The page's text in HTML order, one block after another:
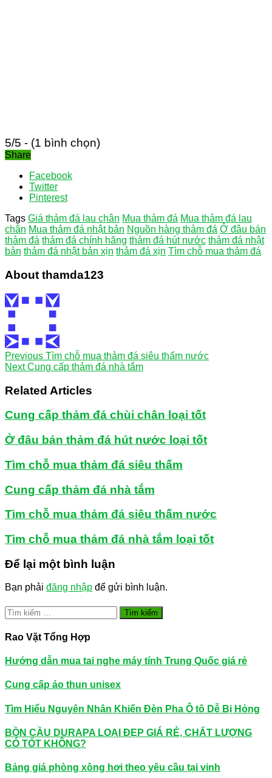
5/5 - (1 bình chọn)
Share
Facebook
Twitter
Pinterest
Tags Giá thảm đá lau chân Mua thảm đá Mua thảm đá lau
chân Mua thảm đá nhật bản Nguồn hàng thảm đá Ở đâu bán
thảm đá thảm đá chính hãng thảm đá hút nước thảm đá nhật
bản thảm đá nhật bản xịn thảm đá xịn Tìm chỗ mua thảm đá
About thamda123
Previous Tìm chỗ mua thảm đá siêu thấm nước
NextCung cấp thảm đá nhà tắm
Related Articles
Cung cấp thảm đá chùi chân loại tốt
Ở đâu bán thảm đá hút nước loại tốt
Tìm chỗ mua thảm đá siêu thấm
Cung cấp thảm đá nhà tắm
Tìm chỗ mua thảm đá siêu thấm nước
Tìm chỗ mua thảm đá nhà tắm loại tốt
Để lại một bình luận
Bạn phải đăng nhập để gửi bình luận.
Tìm
kiếm
cho:
Rao Vặt Tổng Hợp
Hướng dẫn mua tai nghe máy tính Trung Quốc giá rẻ
Cung cấp áo thun unisex
Tìm Hiểu Nguyên Nhân Khiến Đèn Pha Ô tô Dễ Bị Hỏng
BỒN CẦU DURAPA LOẠI ĐẸP GIÁ RẺ, CHẤT LƯỢNG
CÓ TỐT KHÔNG?
Bảng giá phòng xông hơi theo yêu cầu tại vinh